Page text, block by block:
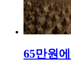
65만원